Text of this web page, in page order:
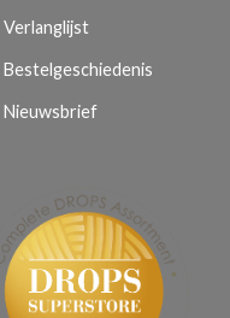
Verlanglijst
Bestelgeschiedenis
Nieuwsbrief